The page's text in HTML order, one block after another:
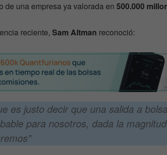
de una empresa ya valorada en 500.000
reciente, Sam Altman reconoció:
es justo decir que una salida a
para nosotros, dada la